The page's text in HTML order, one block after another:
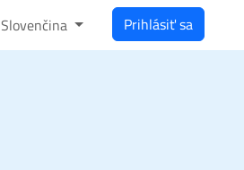
Slovenčina Prihlásiť sa